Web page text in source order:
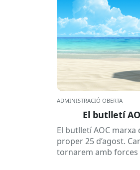
ADMINISTRACIÓ OBERTA
El butlletí
El butlletí AOC
proper 25 d’agost.
tornarem amb